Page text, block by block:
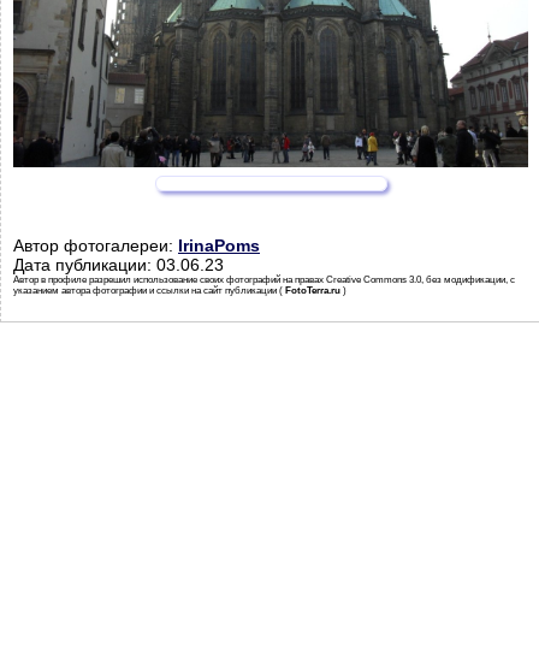
Автор фотогалереи: IrinaPoms
Дата публикации: 03.06.23
Автор в профиле разрешил использование своих фотографий на правах Creative Commons 3.0, без модификации, с
указанием автора фотографии и ссылки на сайт публикации ( FotoTerra.ru )